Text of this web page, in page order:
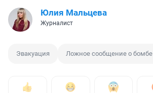
Юлия Мальцева
Журналист
Эвакуация Ложное сообщение о бомбе